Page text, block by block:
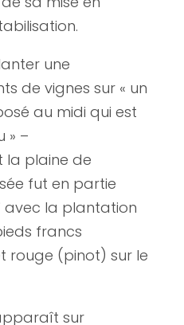
une
de vignes sur « un
au midi qui est
» –
la plaine de
fut en partie
avec la plantation
francs
rouge (pinot) sur le
sur